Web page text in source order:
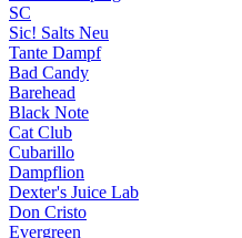
SC
Sic! Salts Neu
Tante Dampf
Bad Candy
Barehead
Black Note
Cat Club
Cubarillo
Dampflion
Dexter's Juice Lab
Don Cristo
Evergreen